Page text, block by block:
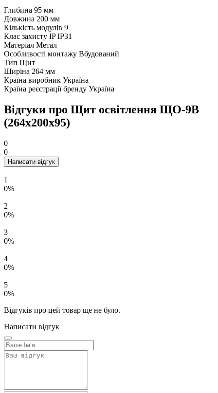
Глибина 95 мм
Довжина 200 мм
Кількість модулів 9
Клас захисту IP IP31
Матеріал Метал
Особливості монтажу Вбудований
Тип Щит
Ширіна 264 мм
Країна виробник Україна
Країна реєстрації бренду Україна
Відгуки про Щит оcвiтлення ЩО-9В
(264х200х95)
0
0
Написати відгук
1
0%
2
0%
3
0%
4
0%
5
0%
Відгуків про цей товар ще не було.
Написати відгук